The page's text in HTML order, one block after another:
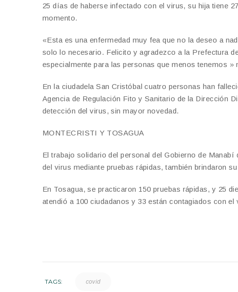
25 días de haberse infectado con el virus, su hija tiene
momento.
«Esta es una enfermedad muy fea que no la deseo a
solo lo necesario. Felicito y agradezco a la Prefectura
especialmente para las personas que menos tenemos »
En la ciudadela San Cristóbal cuatro personas han
Agencia de Regulación Fito y Sanitario de la Dirección
detección del virus, sin mayor novedad.
MONTECRISTI Y TOSAGUA
El trabajo solidario del personal del Gobierno de
del virus mediante pruebas rápidas, también brindaron
En Tosagua, se practicaron 150 pruebas rápidas, y 25
atendió a 100 ciudadanos y 33 están contagiados con el
TAGS: covid